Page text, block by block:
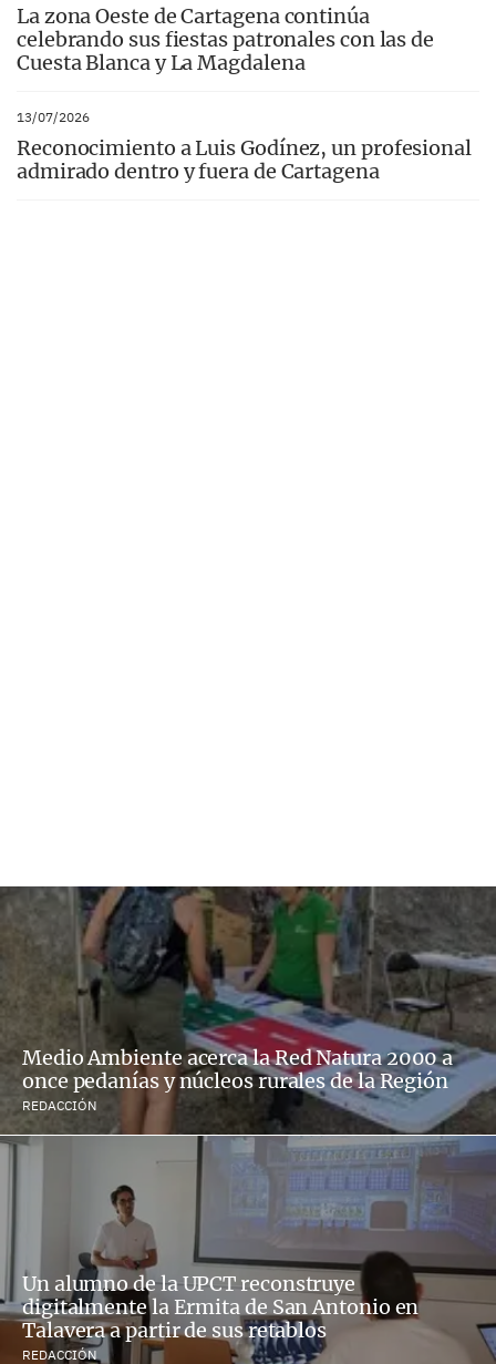
La zona Oeste de Cartagena continúa
celebrando sus fiestas patronales con las de
Cuesta Blanca y La Magdalena
13/07/2026
Reconocimiento a Luis Godínez, un profesional
admirado dentro y fuera de Cartagena
Medio Ambiente acerca la Red Natura 2000 a
once pedanías y núcleos rurales de la Región
REDACCIÓN
Un alumno de la UPCT reconstruye
digitalmente la Ermita de San Antonio en
Talavera a partir de sus retablos
REDACCIÓN